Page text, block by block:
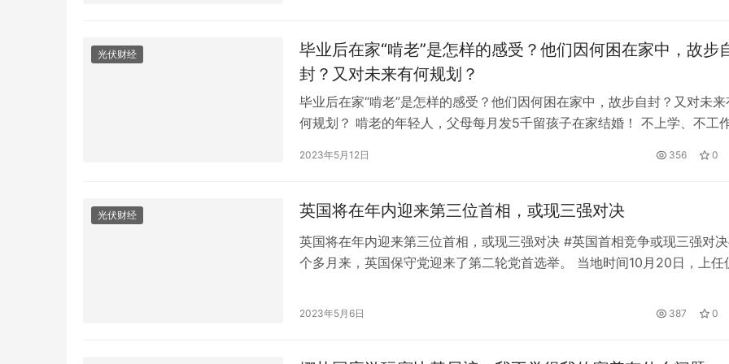
光伏财经
毕业后在家“啃老”是怎样的感受？他们因何困在家中，故步
封？又对未来有何规划？
毕业后在家“啃老”是怎样的感受？他们因何困在家中，故步自封？又对未来
何规划？ 啃老的年轻人，父母每月发5千留孩子在家结婚！ 不上学、不工
老”就是他唯一的经济来源。最近几年，这类年轻人的数量暴涨。他们被称
有收入…
2023年5月12日 356 0
光伏财经 英国将在年内迎来第三位首相，或现三强对决
英国将在年内迎来第三位首相，或现三强对决 #英国首相竞争或现三强对
个多月来，英国保守党迎来了第二轮党首选举。 当地时间10月20日，上任
在职时间最短的首相。 英国前首相约翰逊因一系列丑闻辞职后，保守党内部
2023年5月6日 387 0